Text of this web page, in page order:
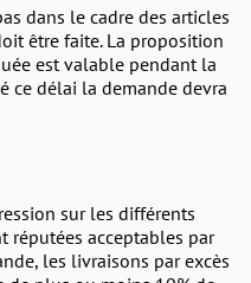
dans le cadre des articles
être faite. La proposition
est valable pendant la
ce délai la demande devra
sur les différents
réputées acceptables par
les livraisons par excès